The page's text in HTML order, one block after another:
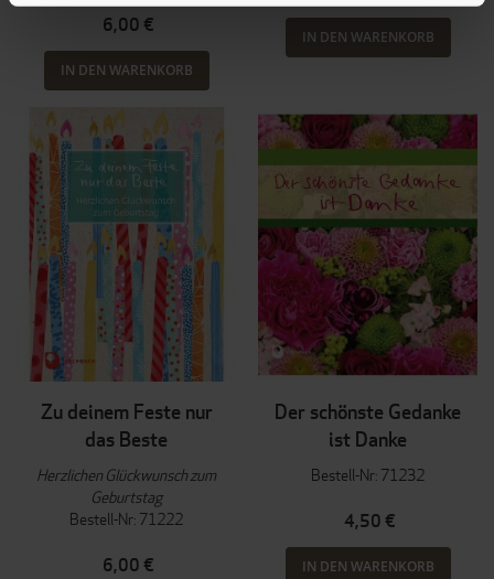
6,00 €
IN DEN WARENKORB
IN DEN WARENKORB
Zu deinem Feste nur
das Beste
Herzlichen Glückwunsch zum
Geburtstag
Bestell-Nr: 71222
6,00 €
Der schönste Gedanke
ist Danke
Bestell-Nr: 71232
4,50 €
IN DEN WARENKORB